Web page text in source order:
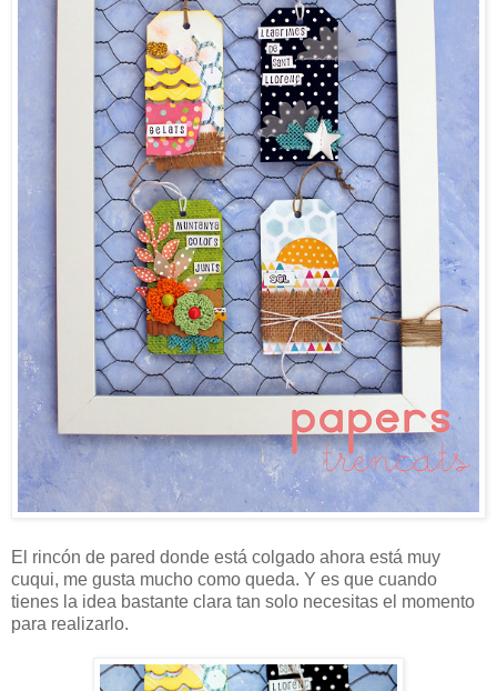
El rincón de pared donde está colgado ahora está muy
cuqui, me gusta mucho como queda. Y es que cuando
tienes la idea bastante clara tan solo necesitas el momento
para realizarlo.